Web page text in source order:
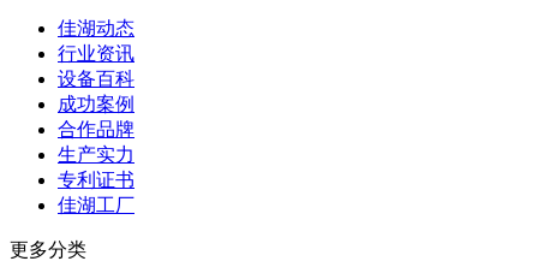
佳湖动态
行业资讯
设备百科
成功案例
合作品牌
生产实力
专利证书
佳湖工厂
更多分类